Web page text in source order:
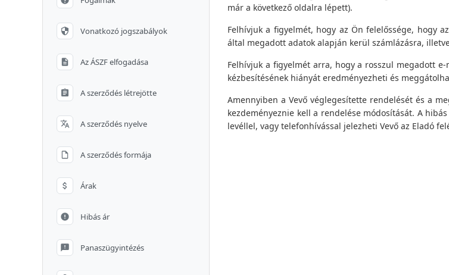
Vonatkozó jogszabályok
Az ÁSZF elfogadása
A szerződés létrejötte
A szerződés nyelve
A szerződés formája
Árak
Hibás ár
Panaszügyintézés
már a következő oldalra lépett).
Felhívjuk a figyelmét, hogy az Ön felelőssége, hogy
által megadott adatok alapján kerül számlázásra,
Felhívjuk a figyelmét arra, hogy a rosszul megadott
kézbesítésének hiányát eredményezheti és
Amennyiben a Vevő véglegesítette rendelését és a
kezdeményeznie kell a rendelése módosítását. A
levéllel, vagy telefonhívással jelezheti Vevő az Eladó